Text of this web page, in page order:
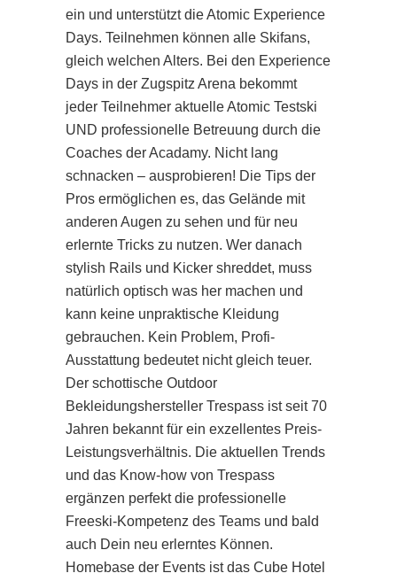
ein und unterstützt die Atomic Experience
Days. Teilnehmen können alle Skifans,
gleich welchen Alters. Bei den Experience
Days in der Zugspitz Arena bekommt
jeder Teilnehmer aktuelle Atomic Testski
UND professionelle Betreuung durch die
Coaches der Acadamy. Nicht lang
schnacken – ausprobieren! Die Tips der
Pros ermöglichen es, das Gelände mit
anderen Augen zu sehen und für neu
erlernte Tricks zu nutzen. Wer danach
stylish Rails und Kicker shreddet, muss
natürlich optisch was her machen und
kann keine unpraktische Kleidung
gebrauchen. Kein Problem, Profi-
Ausstattung bedeutet nicht gleich teuer.
Der schottische Outdoor
Bekleidungshersteller Trespass ist seit 70
Jahren bekannt für ein exzellentes Preis-
Leistungsverhältnis. Die aktuellen Trends
und das Know-how von Trespass
ergänzen perfekt die professionelle
Freeski-Kompetenz des Teams und bald
auch Dein neu erlerntes Können.
Homebase der Events ist das Cube Hotel